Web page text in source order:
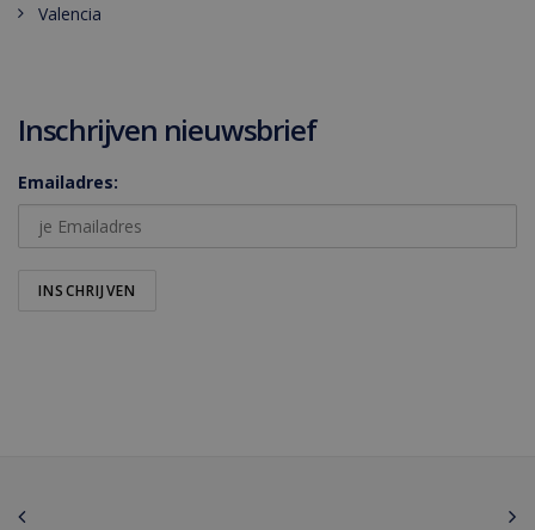
Valencia
Inschrijven nieuwsbrief
Emailadres: